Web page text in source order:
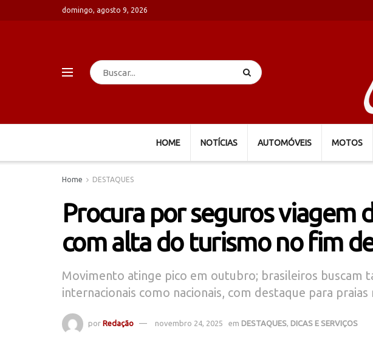
domingo, agosto 9, 2026
HOME NOTÍCIAS AUTOMÓVEIS MOTOS
Home DESTAQUES
Procura por seguros viagem
com alta do turismo no fim
Movimento atinge pico em outubro; brasileiros buscam
internacionais como nacionais, com destaque para
por Redação novembro 24, 2025 em DESTAQUES DICAS E SERVIÇOS